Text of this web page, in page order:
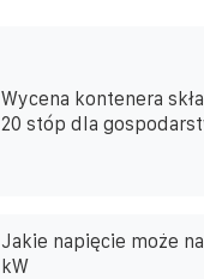
Wycena kontenera
20 stóp dla
Jakie napięcie może
kW